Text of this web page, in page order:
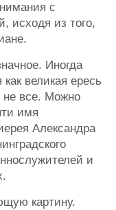
с
исходя из того,
Иногда
великая ересь
не все. Можно
имя
Александра
и
картину.